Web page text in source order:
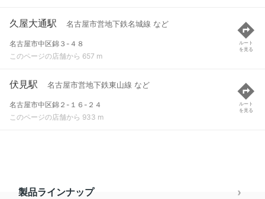
久屋大通駅 名古屋市営地下鉄名城線 など
名古屋市中区錦３-４８
このページの店舗から 657 m
ルート
を見る
伏見駅 名古屋市営地下鉄東山線 など
名古屋市中区錦２-１６-２４
このページの店舗から 933 m
ルート
を見る
製品ラインナップ